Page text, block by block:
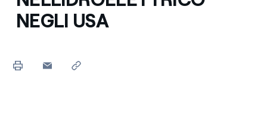
NEGLI USA